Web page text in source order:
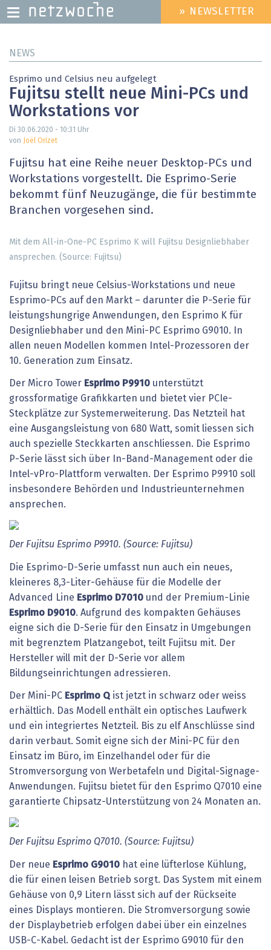
zum
HEADER
MENU
» NEWSLETTER
NEWS
Esprimo und Celsius neu aufgelegt
Fujitsu stellt neue Mini-PCs und
Workstations vor
Di 30.06.2020 - 10:31 Uhr
von
Joël Orizet
Fujitsu hat eine Reihe neuer Desktop-PCs und
Workstations vorgestellt. Die Esprimo-Serie
bekommt fünf Neuzugänge, die für bestimmte
Branchen vorgesehen sind.
Mit dem All-in-One-PC Esprimo K will Fujitsu Designliebhaber
ansprechen. (Source: Fujitsu)
Fujitsu bringt neue Celsius-Workstations und neue
Esprimo-PCs auf den Markt – darunter die P-Serie für
leistungshungrige Anwendungen, den Esprimo K für
Designliebhaber und den Mini-PC Esprimo G9010. In
allen neuen Modellen kommen Intel-Prozessoren der
10. Generation zum Einsatz.
Der Micro Tower Esprimo P9910 unterstützt
grossformatige Grafikkarten und bietet vier PCIe-
Steckplätze zur Systemerweiterung. Das Netzteil hat
eine Ausgangsleistung von 680 Watt, somit liessen sich
auch spezielle Steckkarten anschliessen. Die Esprimo
P-Serie lässt sich über In-Band-Management oder die
Intel-vPro-Plattform verwalten. Der Esprimo P9910 soll
insbesondere Behörden und Industrieunternehmen
ansprechen.
Der Fujitsu Esprimo P9910. (Source: Fujitsu)
Die Esprimo-D-Serie umfasst nun auch ein neues,
kleineres 8,3-Liter-Gehäuse für die Modelle der
Advanced Line Esprimo D7010 und der Premium-Linie
Esprimo D9010. Aufgrund des kompakten Gehäuses
eigne sich die D-Serie für den Einsatz in Umgebungen
mit begrenztem Platzangebot, teilt Fujitsu mit. Der
Hersteller will mit der D-Serie vor allem
Bildungseinrichtungen adressieren.
Der Mini-PC Esprimo Q ist jetzt in schwarz oder weiss
erhältlich. Das Modell enthält ein optisches Laufwerk
und ein integriertes Netzteil. Bis zu elf Anschlüsse sind
darin verbaut. Somit eigne sich der Mini-PC für den
Einsatz im Büro, im Einzelhandel oder für die
Stromversorgung von Werbetafeln und Digital-Signage-
Anwendungen. Fujitsu bietet für den Esprimo Q7010 eine
garantierte Chipsatz-Unterstützung von 24 Monaten an.
Der Fujitsu Esprimo Q7010. (Source: Fujitsu)
Der neue Esprimo G9010 hat eine lüfterlose Kühlung,
die für einen leisen Betrieb sorgt. Das System mit einem
Gehäuse von 0,9 Litern lässt sich auf der Rückseite
eines Displays montieren. Die Stromversorgung sowie
der Displaybetrieb erfolgen dabei über ein einzelnes
USB-C-Kabel. Gedacht ist der Esprimo G9010 für den